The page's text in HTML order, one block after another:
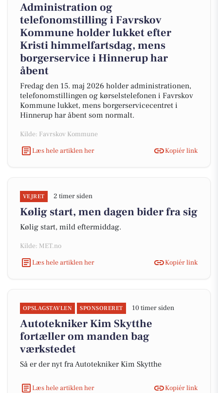
Administration og
telefonomstilling i Favrskov
Kommune holder lukket efter
Kristi himmelfartsdag, mens
borgerservice i Hinnerup har
åbent
Fredag den 15. maj 2026 holder administrationen,
telefonomstillingen og kørselstelefonen i Favrskov
Kommune lukket, mens borgerservicecentret i
Hinnerup har åbent som normalt.
Kilde: Favrskov Kommune
Læs hele artiklen her
Kopiér link
VEJRET 2 timer siden
Kølig start, men dagen bider fra sig
Kølig start, mild eftermiddag.
Kilde: MET.no
Læs hele artiklen her
Kopiér link
OPSLAGSTAVLEN SPONSORERET 10 timer siden
Autotekniker Kim Skytthe
fortæller om manden bag
værkstedet
Så er der nyt fra Autotekniker Kim Skytthe
Læs hele artiklen her Kopiér link